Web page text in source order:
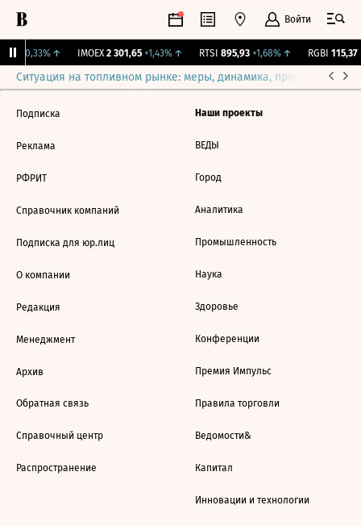
Войти
+0,33%↑ IMOEX 2 301,65 +1,43%↑ RTSI 895,93 +1,68%↑ RGBI 115,37
Ситуация на топливном рынке: меры, динамика, прогнозы
Подписка
Реклама
РФРИТ
Справочник компаний
Подписка для юр.лиц
О компании
Редакция
Менеджмент
Архив
Обратная связь
Справочный центр
Распространение
Наши проекты
ВЕДЫ
Город
Аналитика
Промышленность
Наука
Здоровье
Конференции
Премия Импульс
Правила торговли
Ведомости&
Капитал
Инновации и технологии